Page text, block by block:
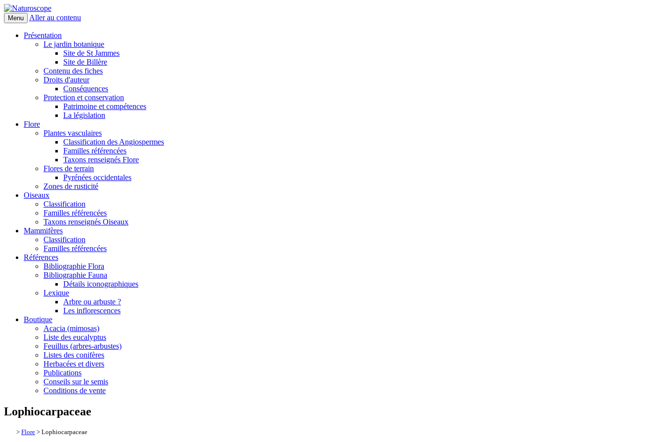
Naturoscope
Menu Aller au contenu
Présentation
Le jardin botanique
Site de St Jammes
Site de Billère
Contenu des fiches
Droits d'auteur
Conséquences
Protection et conservation
Patrimoine et compétences
La législation
Flore
Plantes vasculaires
Classification des Angiospermes
Familles référencées
Taxons renseignés Flore
Flores de terrain
Pyrénées occidentales
Zones de rusticité
Oiseaux
Classification
Familles référencées
Taxons renseignés Oiseaux
Mammifères
Classification
Familles référencées
Références
Bibliographie Flora
Bibliographie Fauna
Détails iconographiques
Lexique
Arbre ou arbuste ?
Les inflorescences
Boutique
Acacia (mimosas)
Liste des eucalyptus
Feuillus (arbres-arbustes)
Listes des conifères
Herbacées et divers
Publications
Conseils sur le semis
Conditions de vente
Lophiocarpaceae
> Flore > Lophiocarpaceae